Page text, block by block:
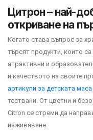
Цитрон – най-
откриване на
Когато става въпрос за
търсят продукти, които
атрактивни и
и качеството на своите
артикули за детската маса
тествани. От цветни и
Citron се стреми да
изживяване.